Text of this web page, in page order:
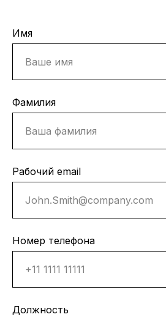
Имя
Фамилия
Рабочий email
Номер телефона
Должность